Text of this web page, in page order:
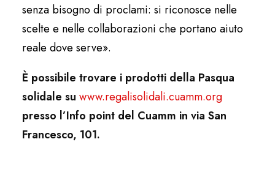
senza bisogno di proclami: si riconosce nelle
scelte e nelle collaborazioni che portano aiuto
reale dove serve».
È possibile trovare i prodotti della Pasqua
solidale su www.regalisolidali.cuamm.org
presso l’Info point del Cuamm in via San
Francesco, 101.